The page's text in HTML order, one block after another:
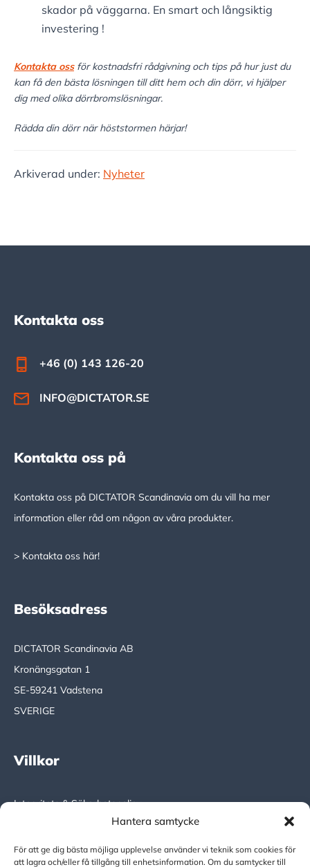
Hantera samtycke
För att ge dig bästa möjliga upplevelse använder vi teknik som cookies för
att lagra och/eller få tillgång till enhetsinformation. Om du samtycker till
skador på väggarna. En smart och långsiktig
investering !
Kontakta ossför kostnadsfri rådgivning och tips på hur just du
kan få den bästa lösningen till ditt hem och din dörr, vi hjälper
dig med olika dörrbromslösningar.
Rädda din dörr när höststormen härjar!
Arkiverad under: Nyheter
Footer
Kontakta oss
+46 (0) 143 126-20
INFO@DICTATOR.SE
Kontakta oss på
Kontakta oss på DICTATOR Scandinavia om du vill ha mer
information eller råd om någon av våra produkter.
> Kontakta oss här!
Besöksadress
DICTATOR Scandinavia AB
Kronängsgatan 1
SE-59241 Vadstena
SVERIGE
Villkor
Integritets & Säkerhetspolicy